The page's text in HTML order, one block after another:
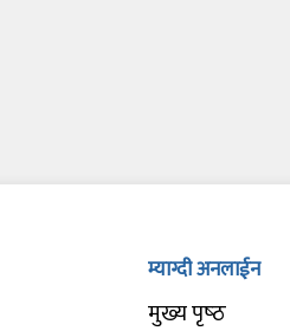
म्याग्दी अनलाईन
मुख्य पृष्‍ठ